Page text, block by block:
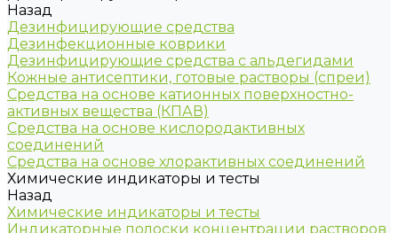
Назад
Дезинфицирующие средства
Дезинфекционные коврики
Дезинфицирующие средства с альдегидами
Кожные антисептики, готовые растворы (спреи)
Средства на основе катионных поверхностно-
активных вещества (КПАВ)
Средства на основе кислородактивных
соединений
Средства на основе хлорактивных соединений
Химические индикаторы и тесты
Назад
Химические индикаторы и тесты
Индикаторные полоски концентрации растворов